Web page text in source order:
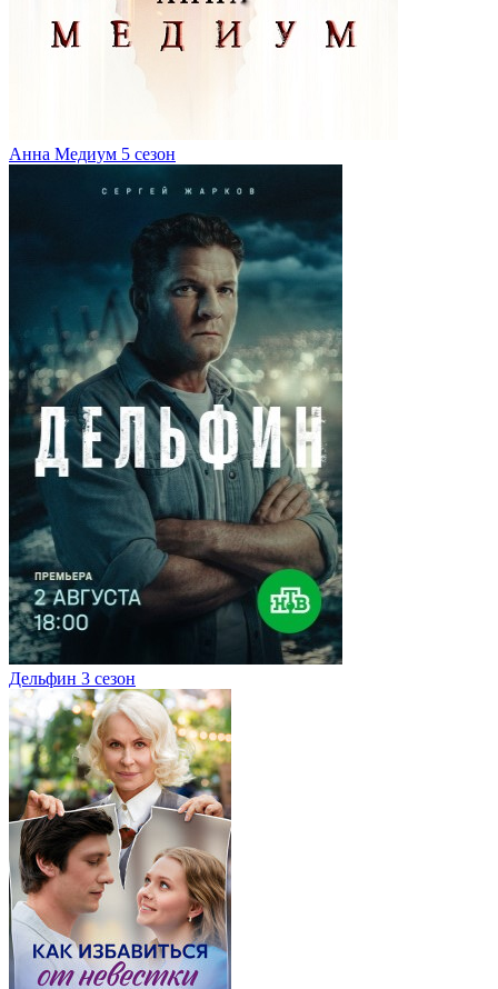
Анна Медиум 5 сезон
Дельфин 3 сезон